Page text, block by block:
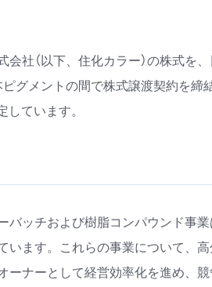
社（以下、住化カラー）の株式を
グメントの間で株式譲渡契約を締
ています。
ッチおよび樹脂コンパウンド事
ます。これらの事業について、
ナーとして経営効率化を進め、